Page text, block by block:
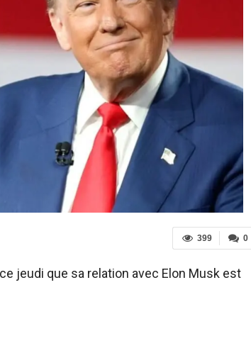
0
399
jeudi que sa relation avec Elon Musk est